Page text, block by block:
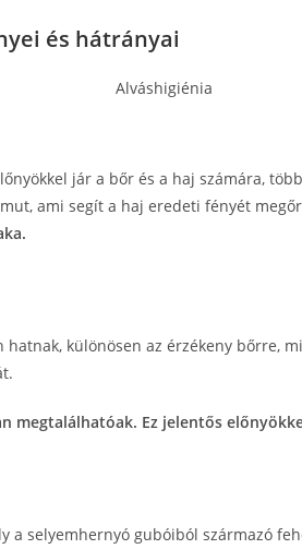
és hátrányai
jár a bőr és a haj számára,
ami segít a haj eredeti fényét
különösen az érzékeny bőrre,
Ez jelentős
a selyemhernyó gubóiból származó